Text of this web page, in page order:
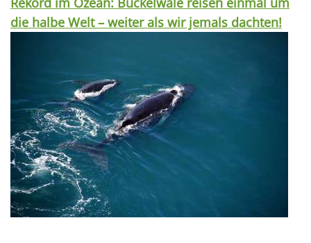
die halbe Welt – weiter als wir jemals dachten!